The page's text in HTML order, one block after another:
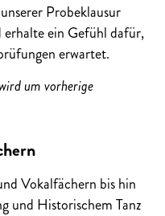
Probeklausur
ein Gefühl dafür,
erwartet.
um vorherige
Vokalfächern bis hin
und Historischem Tanz